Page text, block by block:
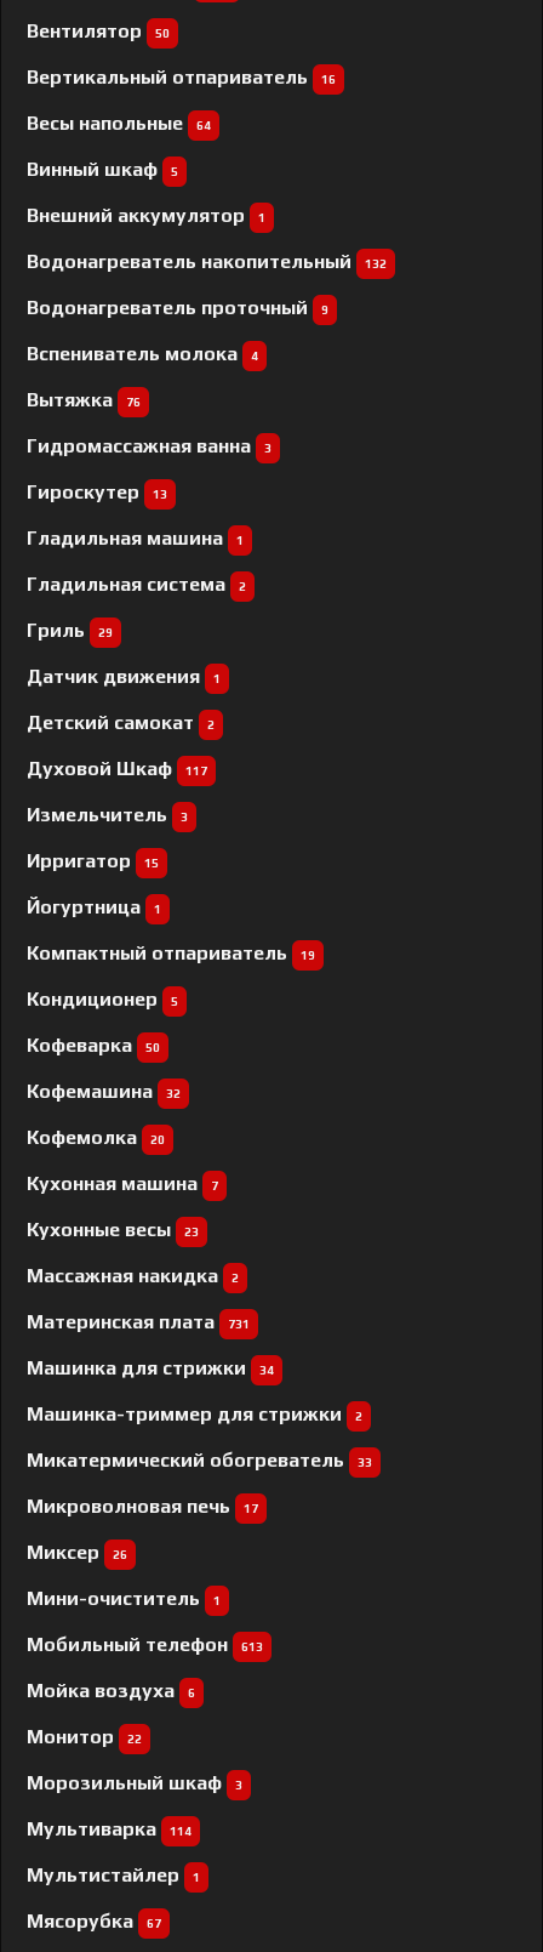
Вентилятор 50
Вертикальный отпариватель 16
Весы напольные 64
Винный шкаф 5
Внешний аккумулятор 1
Водонагреватель накопительный 132
Водонагреватель проточный 9
Вспениватель молока 4
Вытяжка 76
Гидромассажная ванна 3
Гироскутер 13
Гладильная машина 1
Гладильная система 2
Гриль 29
Датчик движения 1
Детский самокат 2
Духовой Шкаф 117
Измельчитель 3
Ирригатор 15
Йогуртница 1
Компактный отпариватель 19
Кондиционер 5
Кофеварка 50
Кофемашина 32
Кофемолка 20
Кухонная машина 7
Кухонные весы 23
Массажная накидка 2
Материнская плата 731
Машинка для стрижки 34
Машинка-триммер для стрижки 2
Микатермический обогреватель 33
Микроволновая печь 17
Миксер 26
Мини-очиститель 1
Мобильный телефон 613
Мойка воздуха 6
Монитор 22
Морозильный шкаф 3
Мультиварка 114
Мультистайлер 1
Мясорубка 67